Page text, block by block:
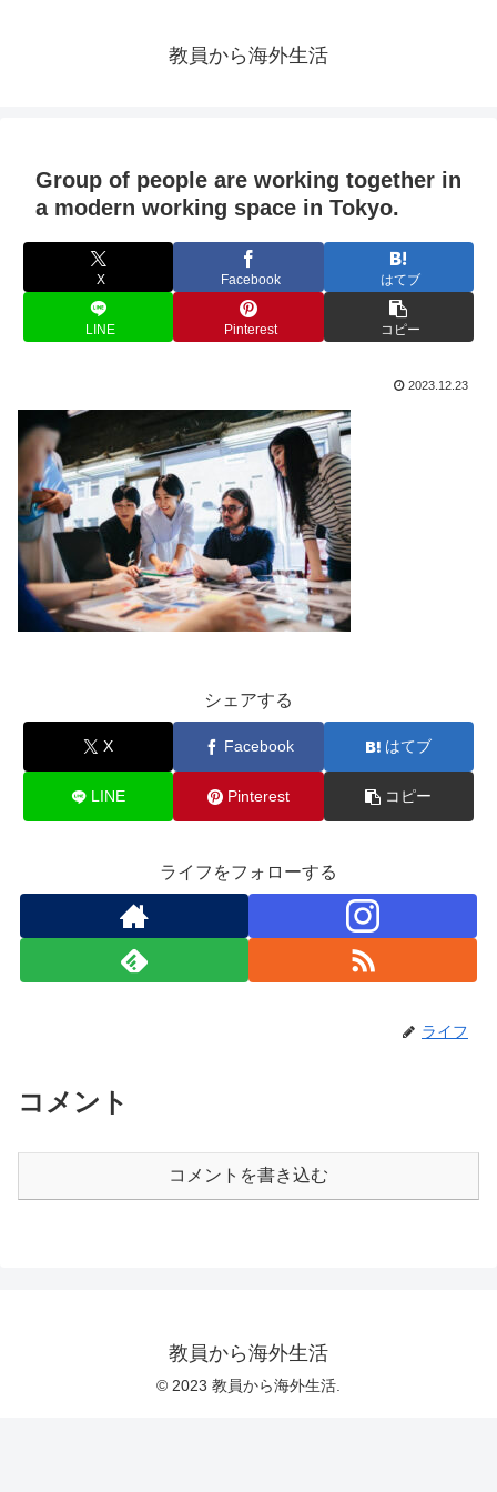
教員から海外生活
Group of people are working together in
a modern working space in Tokyo.
X Facebook はてブ
LINE Pinterest コピー
2023.12.23
シェアする
X Facebook はてブ
LINE Pinterest コピー
ライフをフォローする
ライフ
コメント
コメントを書き込む
教員から海外生活
© 2023 教員から海外生活.